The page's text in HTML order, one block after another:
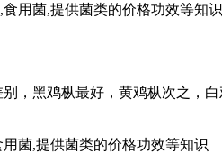
用菌,提供菌类的价格功效等知识
，黑鸡枞最好，黄鸡枞次之，
菌,提供菌类的价格功效等知识